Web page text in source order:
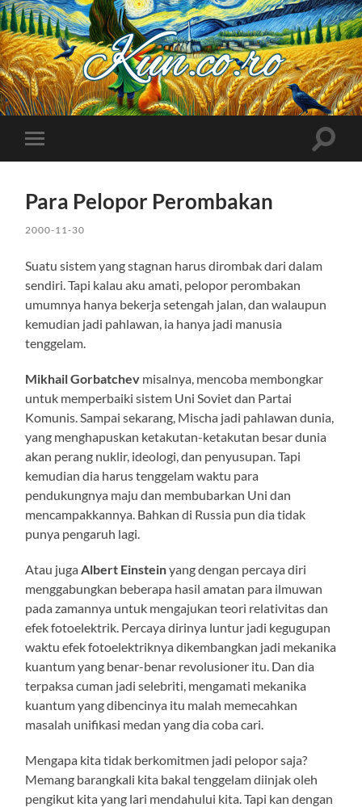
Kuncoro++
Toggle
mobile
Toggle
Para Pelopor Perombakan
2000-11-30
Suatu sistem yang stagnan harus dirombak dari dalam
sendiri. Tapi kalau aku amati, pelopor perombakan
umumnya hanya bekerja setengah jalan, dan walaupun
kemudian jadi pahlawan, ia hanya jadi manusia
tenggelam.
Mikhail Gorbatchev misalnya, mencoba membongkar
untuk memperbaiki sistem Uni Soviet dan Partai
Komunis. Sampai sekarang, Mischa jadi pahlawan dunia,
yang menghapuskan ketakutan-ketakutan besar dunia
akan perang nuklir, ideologi, dan penyusupan. Tapi
kemudian dia harus tenggelam waktu para
pendukungnya maju dan membubarkan Uni dan
mencampakkannya. Bahkan di Russia pun dia tidak
punya pengaruh lagi.
Atau juga Albert Einsteinyang dengan percaya diri
menggabungkan beberapa hasil amatan para ilmuwan
pada zamannya untuk mengajukan teori relativitas dan
efek fotoelektrik. Percaya dirinya luntur jadi kegugupan
waktu efek fotoelektriknya dikembangkan jadi mekanika
kuantum yang benar-benar revolusioner itu. Dan dia
terpaksa cuman jadi selebriti, mengamati mekanika
kuantum yang dibencinya itu malah memecahkan
masalah unifikasi medan yang dia coba cari.
Mengapa kita tidak berkomitmen jadi pelopor saja?
Memang barangkali kita bakal tenggelam diinjak oleh
pengikut kita yang lari mendahului kita. Tapi kan dengan